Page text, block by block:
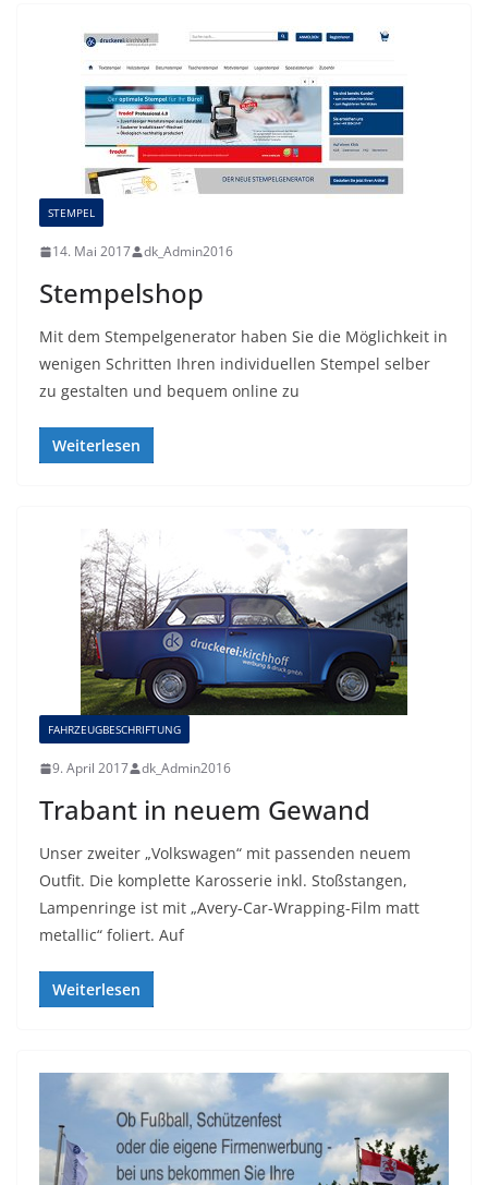
STEMPEL
14. Mai 2017 dk_Admin2016
Stempelshop
Mit dem Stempelgenerator haben Sie die Möglichkeit in
wenigen Schritten Ihren individuellen Stempel selber
zu gestalten und bequem online zu
Weiterlesen
FAHRZEUGBESCHRIFTUNG
9. April 2017 dk_Admin2016
Trabant in neuem Gewand
Unser zweiter „Volkswagen“ mit passenden neuem
Outfit. Die komplette Karosserie inkl. Stoßstangen,
Lampenringe ist mit „Avery-Car-Wrapping-Film matt
metallic“ foliert. Auf
Weiterlesen